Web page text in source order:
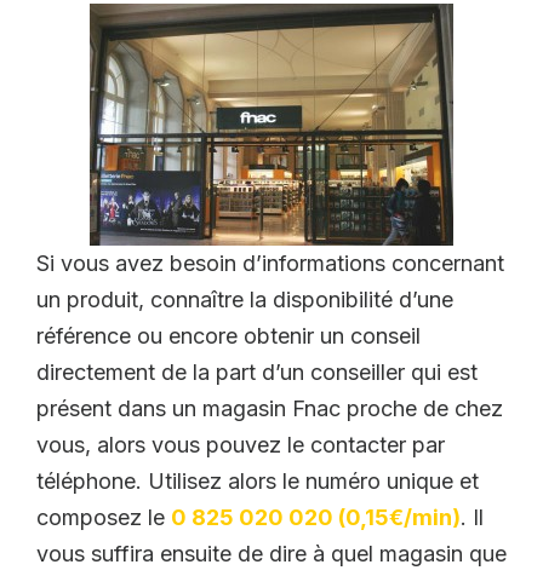
Si vous avez besoin d’informations concernant
un produit, connaître la disponibilité d’une
référence ou encore obtenir un conseil
directement de la part d’un conseiller qui est
présent dans un magasin Fnac proche de chez
vous, alors vous pouvez le contacter par
téléphone. Utilisez alors le numéro unique et
composez le 0 825 020 020 (0,15€/min). Il
vous suffira ensuite de dire à quel magasin que